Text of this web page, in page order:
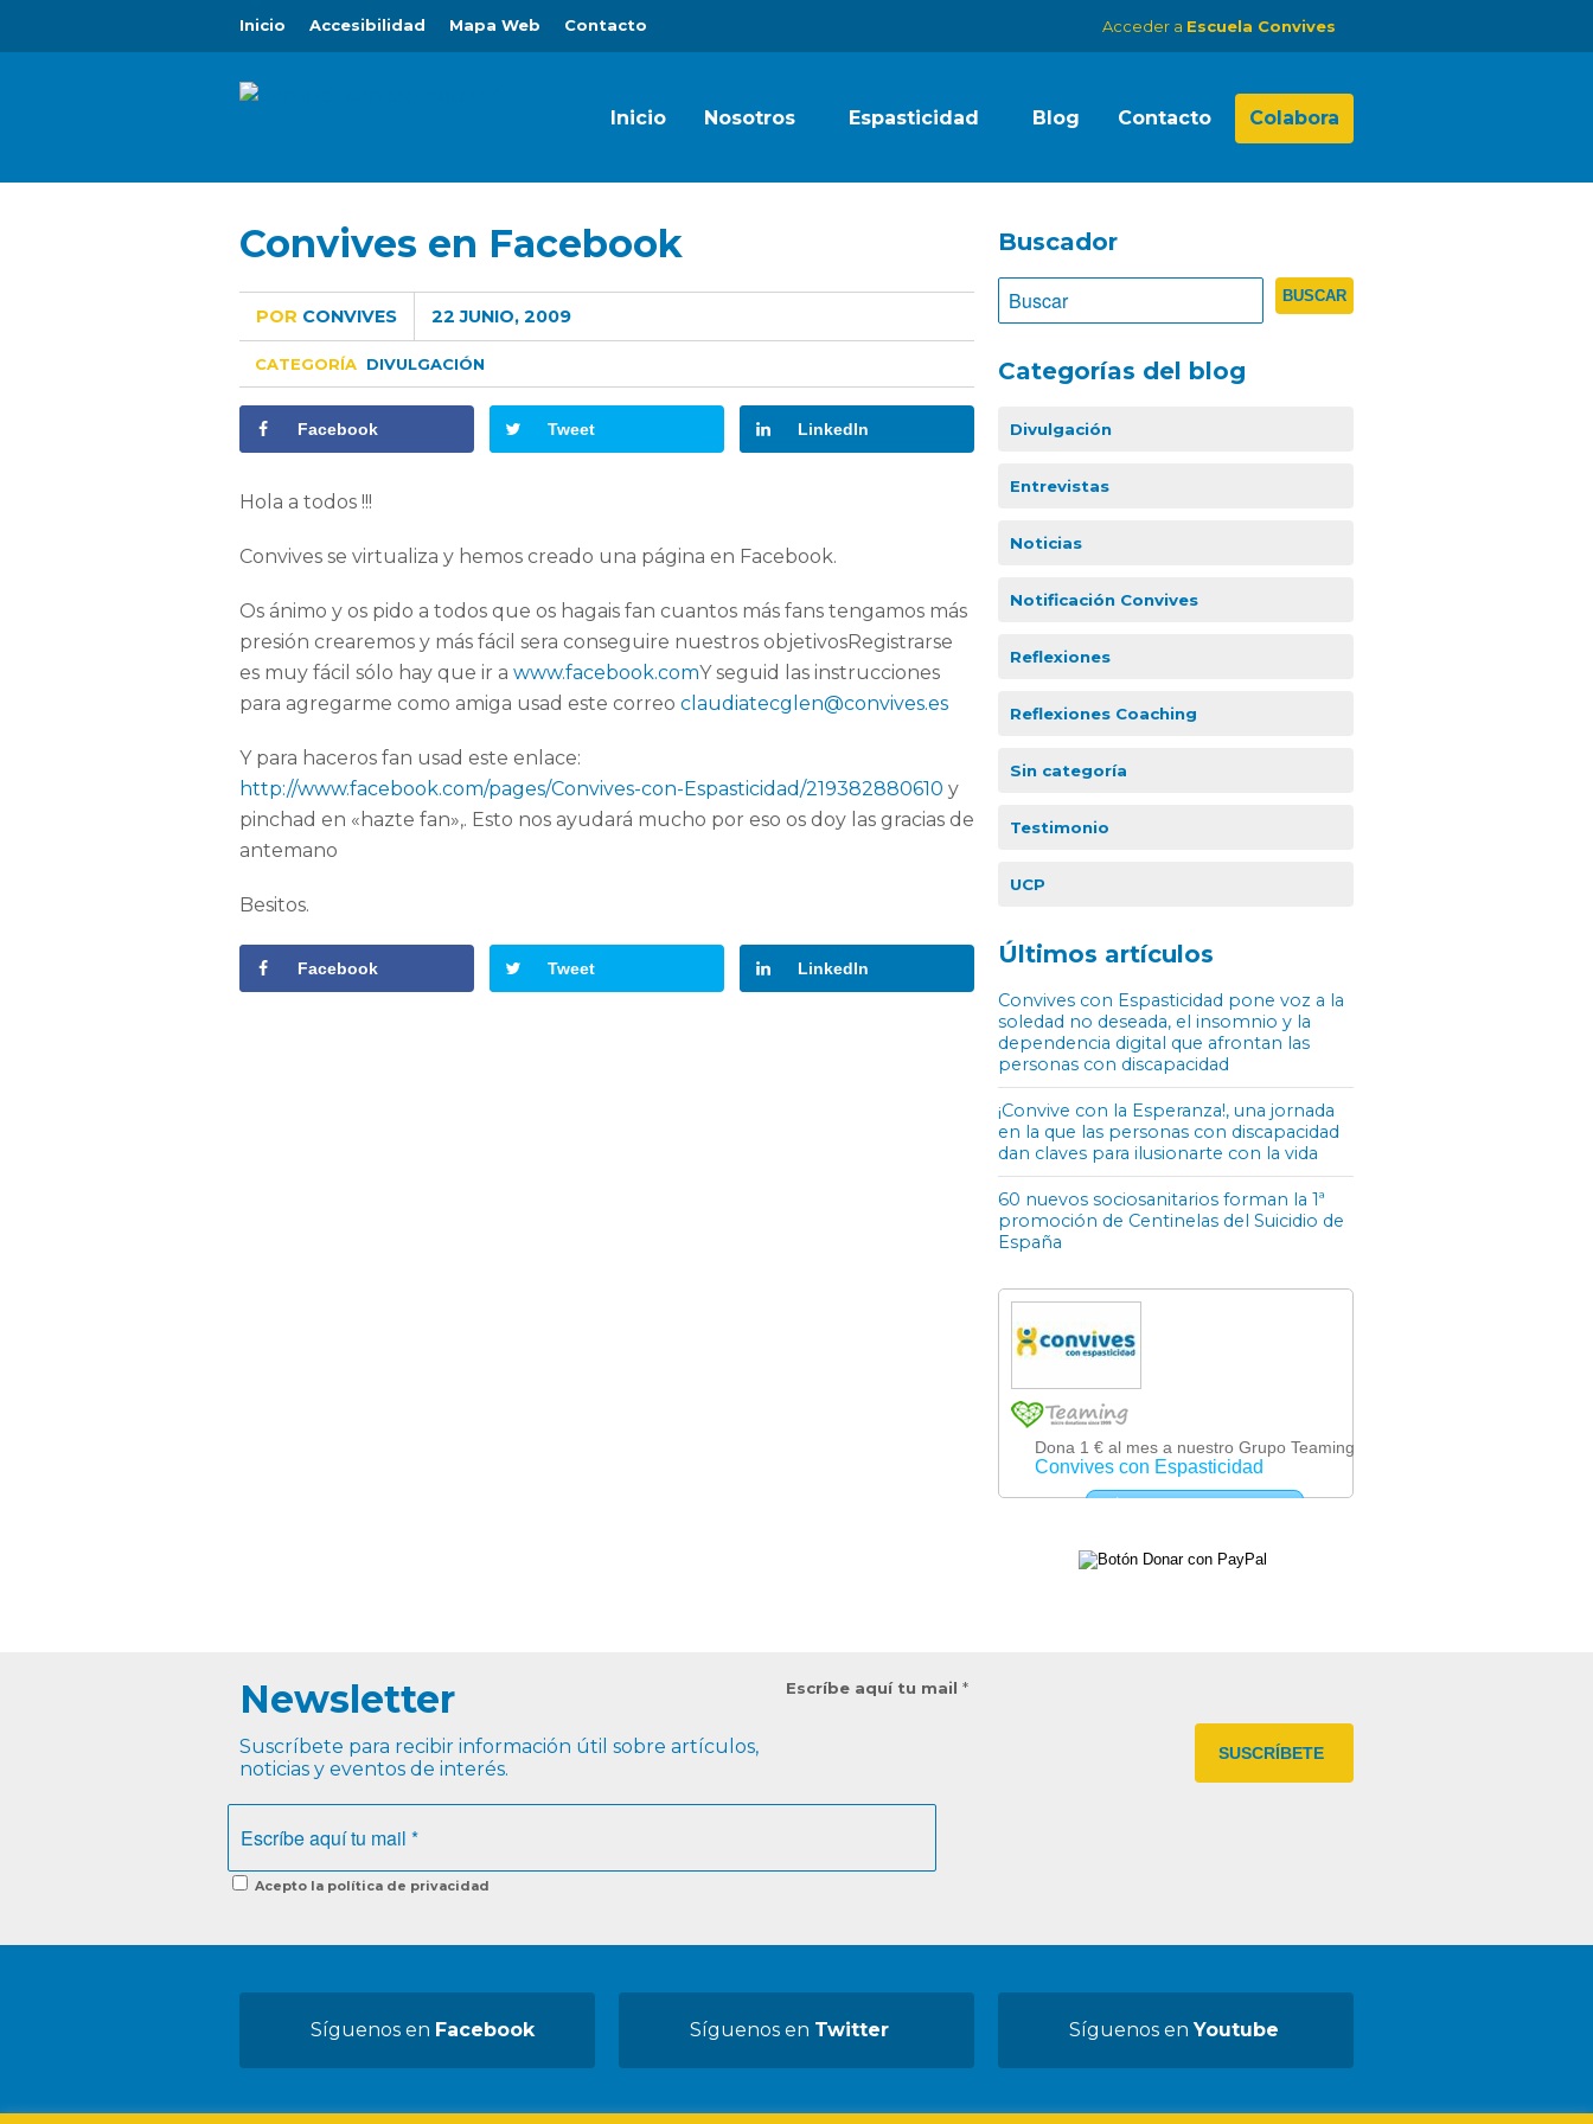
Inicio Accesibilidad Mapa Web Contacto Acceder a Escuela Convives
Inicio Nosotros Espasticidad Blog Contacto Colabora
Convives en Facebook
POR CONVIVES 22 JUNIO, 2009
CATEGORÍA DIVULGACIÓN
Facebook Tweet LinkedIn
Hola a todos !!!
Convives se virtualiza y hemos creado una página en Facebook.
Os ánimo y os pido a todos que os hagais fan cuantos más fans tengamos más
presión crearemos y más fácil sera conseguire nuestros objetivosRegistrarse
es muy fácil sólo hay que ir a www.facebook.comY seguid las instrucciones
para agregarme como amiga usad este correo claudiatecglen@convives.es
Y para haceros fan usad este enlace:
http://www.facebook.com/pages/Convives-con-Espasticidad/219382880610 y
pinchad en «hazte fan»,. Esto nos ayudará mucho por eso os doy las gracias de
antemano
Besitos.
Facebook Tweet LinkedIn
Buscador
Categorías del blog
Divulgación
Entrevistas
Noticias
Notificación Convives
Reflexiones
Reflexiones Coaching
Sin categoría
Testimonio
UCP
Últimos artículos
Convives con Espasticidad pone voz a la
soledad no deseada, el insomnio y la
dependencia digital que afrontan las
personas con discapacidad
¡Convive con la Esperanza!, una jornada
en la que las personas con discapacidad
dan claves para ilusionarte con la vida
60 nuevos sociosanitarios forman la 1ª
promoción de Centinelas del Suicidio de
España
Newsletter
Suscríbete para recibir información útil sobre artículos,
noticias y eventos de interés.
Escríbe aquí tu mail *
Acepto la política de privacidad
Síguenos en Facebook Síguenos en Twitter Síguenos enYoutube